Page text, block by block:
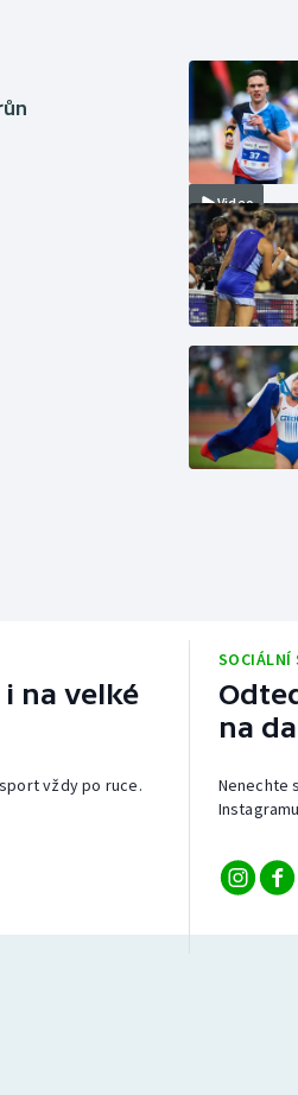
Video
na velké
vždy po ruce.
SOCIÁLNÍ
na
Nenechte